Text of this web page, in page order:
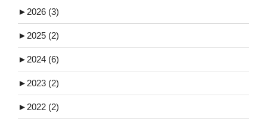
► 2026 (3)
► 2025 (2)
► 2024 (6)
► 2023 (2)
► 2022 (2)